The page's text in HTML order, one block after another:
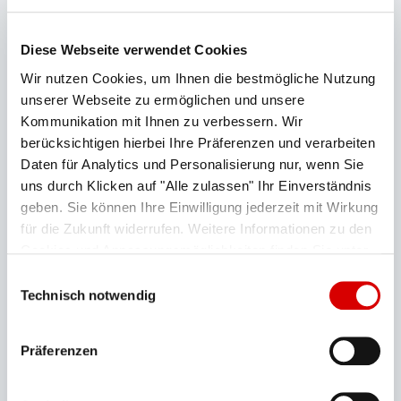
Diese Webseite verwendet Cookies
Wir nutzen Cookies, um Ihnen die bestmögliche Nutzung
unserer Webseite zu ermöglichen und unsere
Kommunikation mit Ihnen zu verbessern. Wir
berücksichtigen hierbei Ihre Präferenzen und verarbeiten
Daten für Analytics und Personalisierung nur, wenn Sie
uns durch Klicken auf "Alle zulassen" Ihr Einverständnis
geben. Sie können Ihre Einwilligung jederzeit mit Wirkung
für die Zukunft widerrufen. Weitere Informationen zu den
Technisch notwendig
Präferenzen
Seilbahn der Superlative
Mit der Seilbahn Zugspitze auf den
höchsten Berg Deutschlands
Damit dieses Video angezeigt werden kann, bedarf
können Ihre Einwilligung jederzeit in den Cookie-
Einstellungen am Ende dieser Website widerrufen,
indem Sie die Einstellung "Drittanbieter Services"
deaktivieren.